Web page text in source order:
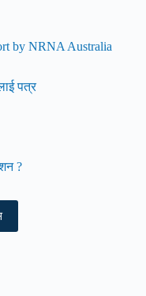
by NRNA Australia
पत्र
?